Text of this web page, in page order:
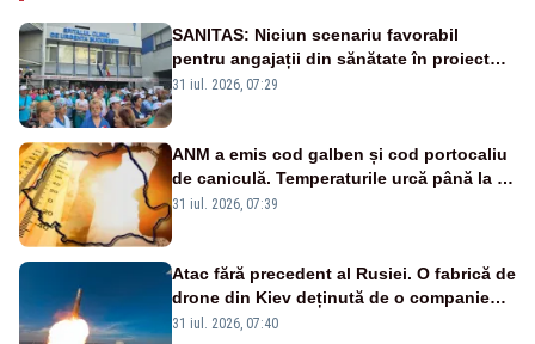
SANITAS: Niciun scenariu favorabil
pentru angajații din sănătate în proiectul
Legii salarizării
31 iul. 2026, 07:29
ANM a emis cod galben și cod portocaliu
de caniculă. Temperaturile urcă până la 38
de grade, iar nopțile devin tropicale
31 iul. 2026, 07:39
Atac fără precedent al Rusiei. O fabrică de
drone din Kiev deținută de o companie
americană, distrusă de o rachetă
31 iul. 2026, 07:40